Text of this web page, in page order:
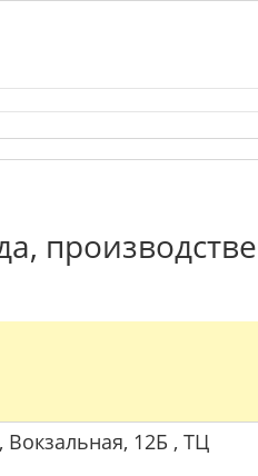
Вокзальная, 12Б , ТЦ